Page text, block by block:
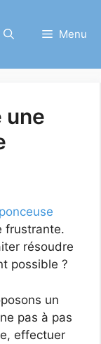
Menu
une
ponceuse
frustrante.
résoudre
possible ?
un
pas à pas
effectuer